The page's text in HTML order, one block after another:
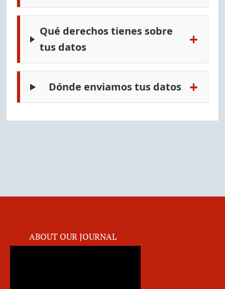
Qué derechos tienes sobre
tus datos
+
Dónde enviamos tus datos +
ABOUT OUR JOURNAL